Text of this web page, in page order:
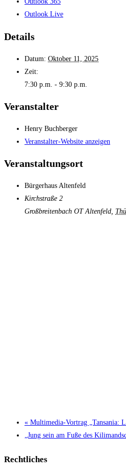
Outlook Live
Details
Datum: Oktober 11, 2025
Zeit:
7:30 p.m. - 9:30 p.m.
Veranstalter
Henry Buchberger
Veranstalter-Website anzeigen
Veranstaltungsort
Bürgerhaus Altenfeld
Kirchstraße 2
Großbreitenbach OT Altenfeld
« Multimedia-Vortrag „Tansania:
„Jung sein am Fuße des
Rechtliches